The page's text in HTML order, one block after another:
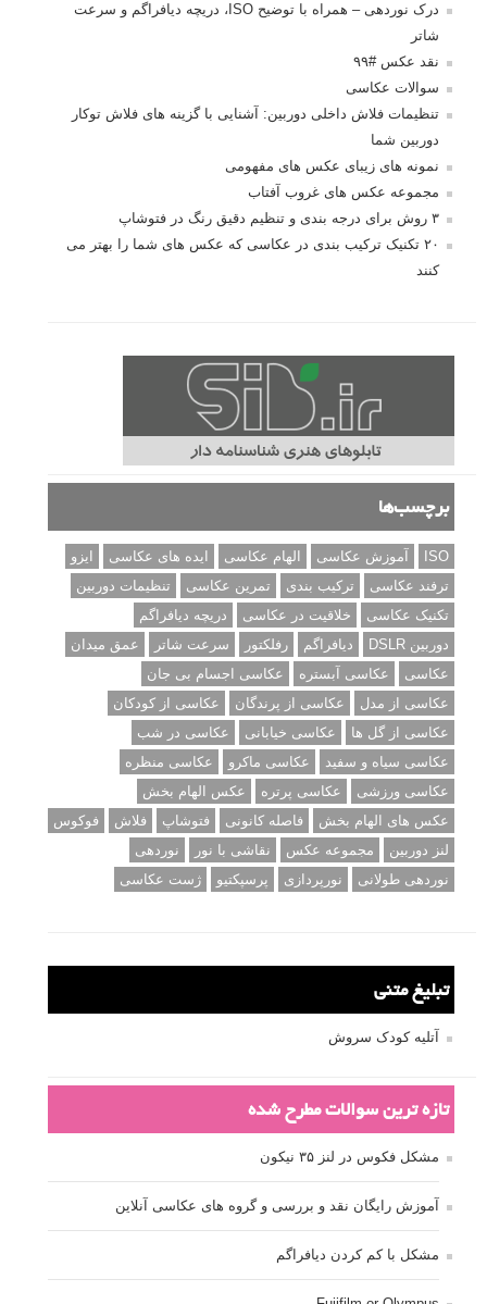
درک نوردهی – همراه با توضیح ISO، دریچه دیافراگم و سرعت
شاتر
نقد عکس #۹۹
سوالات عکاسی
تنظیمات فلاش داخلی دوربین: آشنایی با گزینه های فلاش توکار
دوربین شما
نمونه های زیبای عکس های مفهومی
مجموعه عکس های غروب آفتاب
۳ روش برای درجه بندی و تنظیم دقیق رنگ در فتوشاپ
۲۰ تکنیک ترکیب بندی در عکاسی که عکس های شما را بهتر می
کنند
برچسب‌ها
ISO آموزش عکاسی الهام عکاسی ایده های عکاسی
ایزو
ترفند عکاسی
ترکیب بندی تمرین عکاسی
تنظیمات دوربین
تکنیک عکاسی
خلاقیت در عکاسی
دریچه دیافراگم
دوربین DSLR
دیافراگم رفلکتور سرعت شاتر
عمق میدان
عکاسی
عکاسی آبستره
عکاسی اجسام بی جان
عکاسی از مدل
عکاسی از پرندگان
عکاسی از کودکان
عکاسی از گل ها
عکاسی خیابانی
عکاسی در شب
عکاسی سیاه و سفید
عکاسی ماکرو
عکاسی منظره
عکاسی ورزشی
عکاسی پرتره
عکس الهام بخش
عکس های الهام بخش
فاصله کانونی فتوشاپ فلاش
فوکوس
لنز دوربین
مجموعه عکس نقاشی با نور
نوردهی
نوردهی طولانی
نورپردازی پرسپکتیو ژست عکاسی
تبلیغ متنی
آتلیه کودک سروش
تازه ترین سوالات مطرح شده
مشکل فکوس در لنز ۳۵ نیکون
آموزش رایگان نقد و بررسی و گروه های عکاسی آنلاین
مشکل با کم کردن دیافراگم